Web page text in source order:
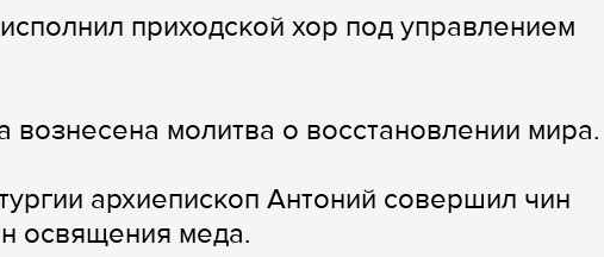
приходской хор под управлением
молитва о восстановлении мира.
архиепископ Антоний совершил чин
освящения меда.